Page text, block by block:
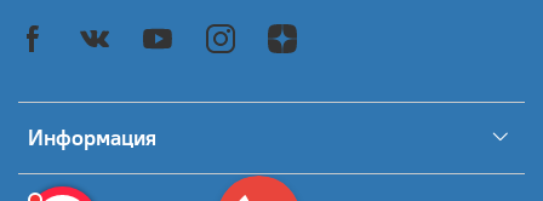
Информация